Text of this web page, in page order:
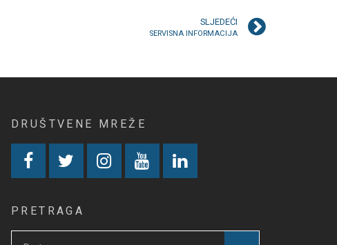
SLJEDEĆI
SERVISNA INFORMACIJA
DRUŠTVENE MREŽE
PRETRAGA